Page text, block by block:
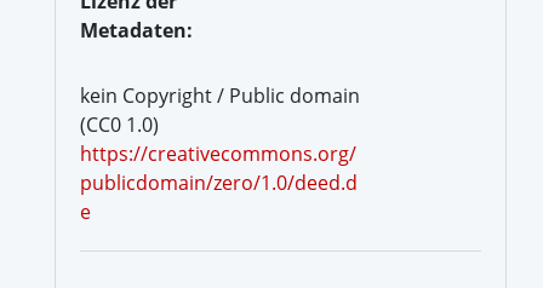
Metadaten:
kein Copyright / Public domain
(CC0 1.0)
https://creativecommons.org/
publicdomain/zero/1.0/deed.d
e